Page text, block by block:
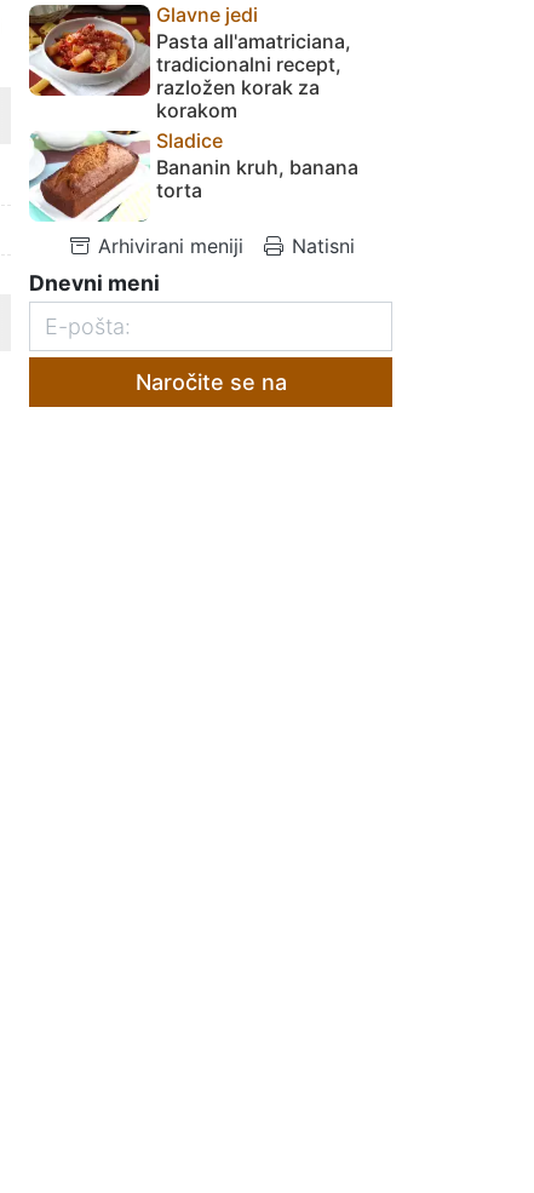
Glavne jedi
Pasta all'amatriciana,
tradicionalni recept,
razložen korak za
korakom
Sladice
Bananin kruh, banana
torta
Arhivirani meniji Natisni
Dnevni meni
Naročite se na